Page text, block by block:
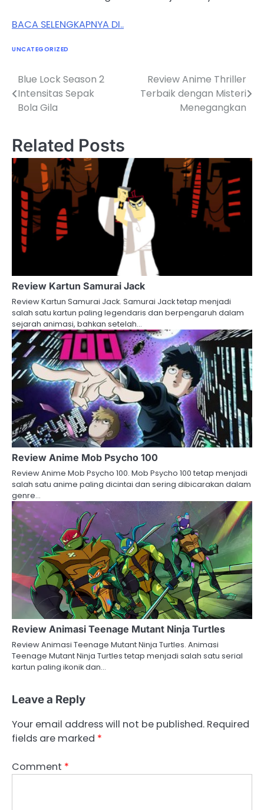
BACA SELENGKAPNYA DI..
UNCATEGORIZED
Post
navigation
Blue Lock Season 2
Intensitas Sepak
Bola Gila
Review Anime Thriller
Terbaik dengan Misteri
Menegangkan
Related Posts
Review Kartun Samurai Jack
Review Kartun Samurai Jack. Samurai Jack tetap menjadi
salah satu kartun paling legendaris dan berpengaruh dalam
sejarah animasi, bahkan setelah…
Review Anime Mob Psycho 100
Review Anime Mob Psycho 100. Mob Psycho 100 tetap menjadi
salah satu anime paling dicintai dan sering dibicarakan dalam
genre…
Review Animasi Teenage Mutant Ninja Turtles
Review Animasi Teenage Mutant Ninja Turtles. Animasi
Teenage Mutant Ninja Turtles tetap menjadi salah satu serial
kartun paling ikonik dan…
Leave a Reply
Your email address will not be published. Required
fields are marked *
Comment *